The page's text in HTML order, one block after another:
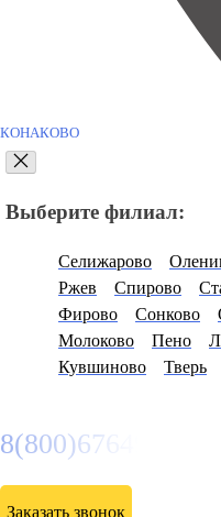
КОНАКОВО
Выберите филиал:
Селижарово
Ржев
Спирово
Фирово
Сонково
Молоково
Пено
Кувшиново
Тверь
8(800)6764935
Заказать звонок